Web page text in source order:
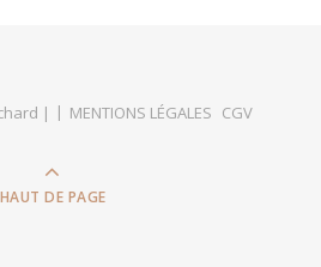
| MENTIONS LÉGALES CGV
HAUT DE PAGE